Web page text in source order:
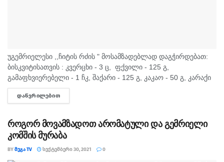
უგემრიელესი ,,ჩიტის რძის " მოსამზადებლად დაგჭირდებათ:
ბისკვიტისათვის : კვერცხი - 3 ც, ფქვილი - 125 გ,
გამაფხვიერებელი - 1 ჩკ, შაქარი - 125 გ, კაკაო - 50 გ, კარაქი
-...
ᲓᲐᲬᲕᲠᲘᲚᲔᲑᲘᲗ
როგორ მოვამზადოთ არომატული და გემრიელი
კომშის მურაბა
BYᲛᲔᲒᲐ TV ᲡᲔᲥᲢᲔᲛᲑᲔᲠᲘ 30, 2021 0